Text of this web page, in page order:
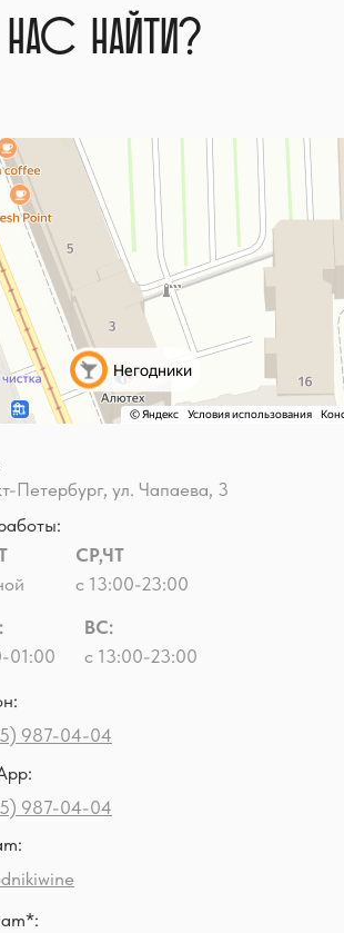
нас найти?
Петербург, ул. Чапаева, 3
987-04-04
987-04-04
СР,ЧТ
с 13:00-23:00
ВС:
с 13:00-23:00
01:00